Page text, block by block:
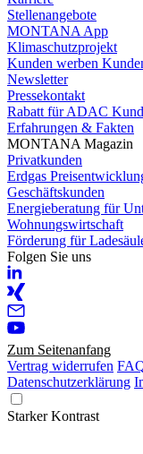
Stellenangebote
MONTANA App
Klimaschutzprojekt
Kunden werben
Newsletter
Pressekontakt
Rabatt für ADAC
Erfahrungen & Fakten
MONTANA Magazin
Privatkunden
Erdgas
Geschäftskunden
Energieberatung für
Wohnungswirtschaft
Förderung für
Folgen Sie uns
Zum Seitenanfang
Vertrag widerrufen
Datenschutzerklärung
Starker Kontrast